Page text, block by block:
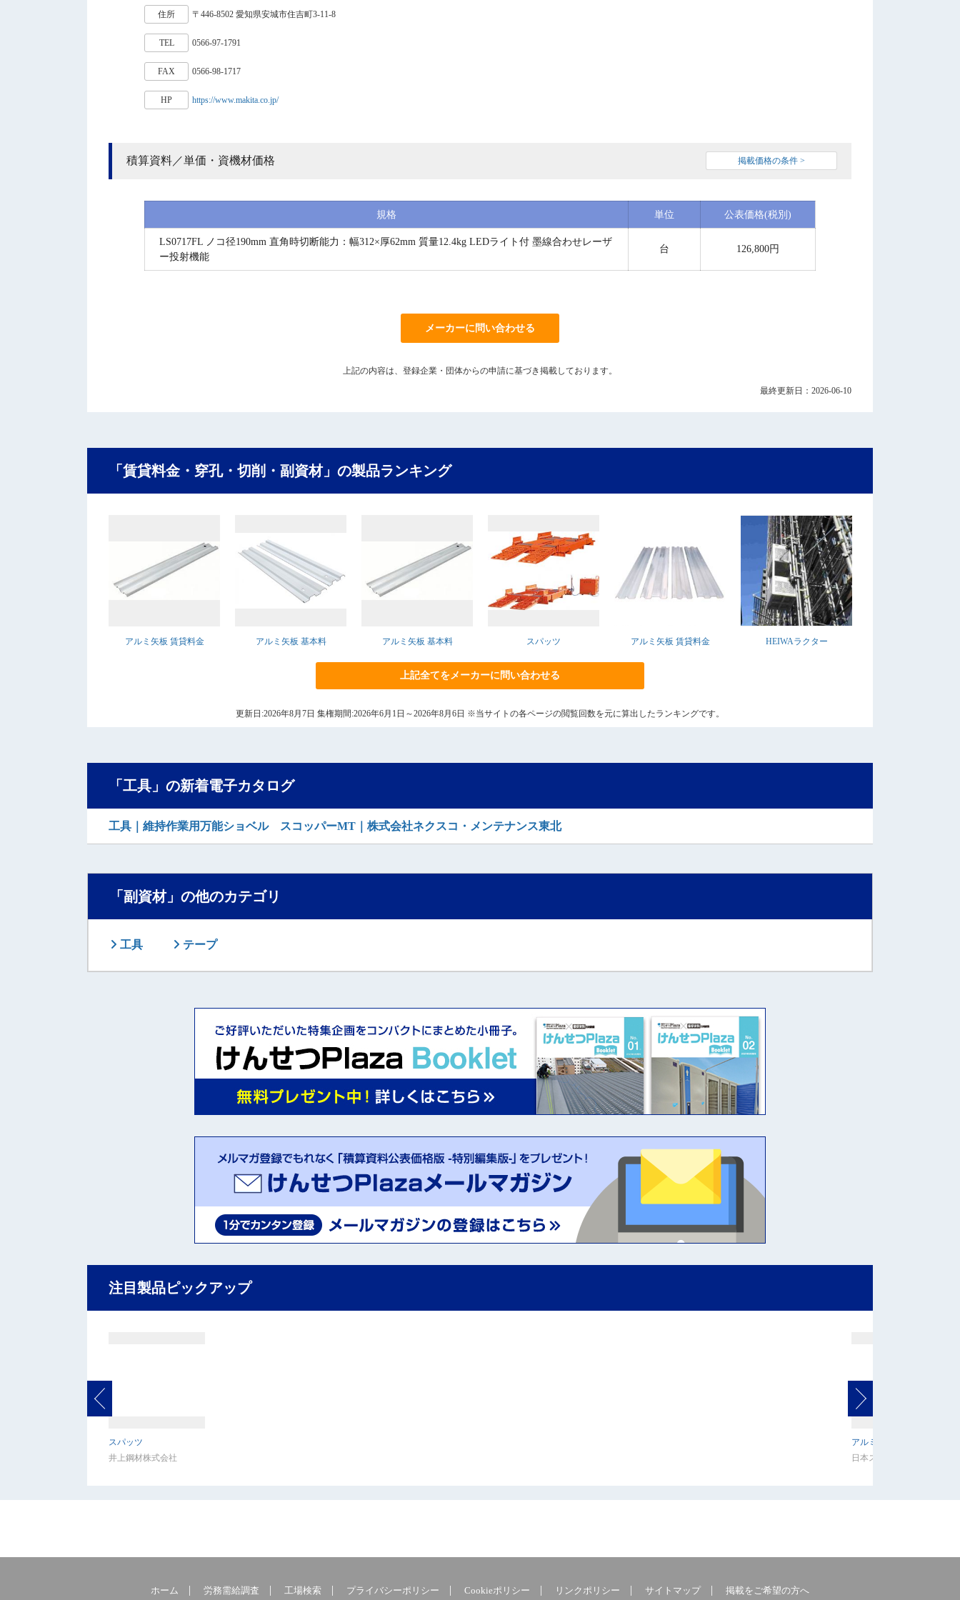
住所 〒446-8502 愛知県安城市住吉町3-11-8
TEL 0566-97-1791
FAX 0566-98-1717
HP https://www.makita.co.jp/
積算資料／単価・資機材価格 掲載価格の条件 >
規格 単位 公表価格(税別)
LS0717FL ノコ径190mm 直角時切断能力：幅312×厚62mm 質量12.4kg LEDライト付 墨線合わせレーザ
ー投射機能
台 126,800円
メーカーに問い合わせる
上記の内容は、登録企業・団体からの申請に基づき掲載しております。
最終更新日：2026-06-10
「賃貸料金・穿孔・切削・副資材」の製品ランキング
アルミ矢板 賃貸料金 アルミ矢板 基本料 アルミ矢板 基本料 スパッツ アルミ矢板 賃貸料金 HEIWAラクター
上記全てをメーカーに問い合わせる
更新日:2026年8月7日 集権期間:2026年6月1日～2026年8月6日 ※当サイトの各ページの閲覧回数を元に算出したランキングです。
「工具」の新着電子カタログ
工具｜維持作業用万能ショベル スコッパーMT｜株式会社ネクスコ・メンテナンス東北
「副資材」の他のカテゴリ
工具 テープ
注目製品ピックアップ
スパッツ
井上鋼材株式会社
アルミ腹起こし 基本料
日本スピードショア株式会
ホーム 労務需給調査 工場検索 プライバシーポリシー Cookieポリシー リンクポリシー サイトマップ 掲載をご希望の方へ